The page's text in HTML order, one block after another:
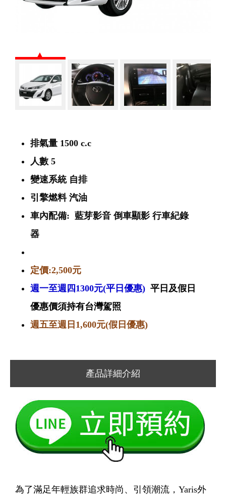
排氣量 1500 c.c
人數 5
變速系統 自排
引擎燃料 汽油
車內配備: 藍芽影音 倒車顯影 行車紀錄
器
定價:2,500元
週一至週四1300元(平日優惠) 平日及假日
優惠價須持有台灣駕照
週五至週日1,600元(假日優惠)
產品詳細介紹
為了滿足年輕族群追求時尚、引領潮流，Yaris外